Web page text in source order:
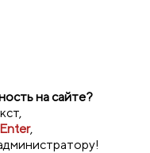
на сайте?
,